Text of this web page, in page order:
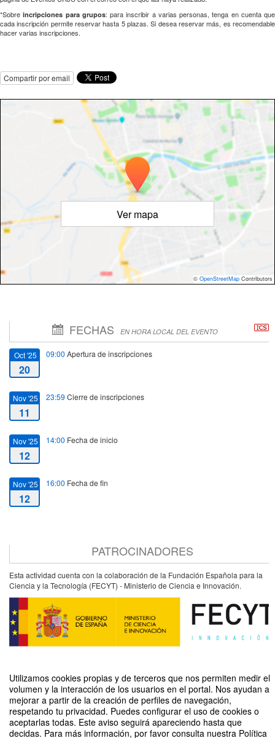
Utilizamos cookies propias y de terceros que nos permiten medir el
volumen y la interacción de los usuarios en el portal. Nos ayudan a
mejorar a partir de la creación de perfiles de navegación,
respetando tu privacidad. Puedes configurar el uso de cookies o
aceptarlas todas. Este aviso seguirá apareciendo hasta que
decidas. Para más información, por favor consulta nuestra Política
*Sobreincripciones para grupos: para inscribir a varias personas, tenga en cuenta que
cada inscripción permite reservar hasta 5 plazas. Si desea reservar más, es recomendable
hacer varias inscripciones.
Compartir por email
Ver mapa
© OpenStreetMap Contributors
FECHAS EN HORA LOCAL DEL EVENTO
Oct '25
20
09:00 Apertura de inscripciones
Nov '25
11
23:59 Cierre de inscripciones
Nov '25
12
14:00 Fecha de inicio
Nov '25
12
16:00 Fecha de fin
PATROCINADORES
Esta actividad cuenta con la colaboración de la Fundación Española para la
Ciencia y la Tecnología (FECYT) - Ministerio de Ciencia e Innovación.
Cuidar más allá del cuerpo: herramientas para el cuidado emocional de
personas con enfermedades crónicas complejas